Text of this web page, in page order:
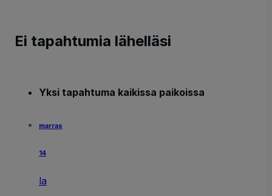
Ei tapahtumia lähelläsi
Yksi tapahtuma kaikissa paikoissa
marras
14
la